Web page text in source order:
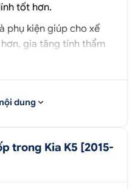
tốt hơn.
phụ kiện giúp cho xế
gia tăng tính thẩm
mới mua xe về nhé.
sản phẩm được làm
độ cứng cao, khả
dung
trong Kia K5 [2015-